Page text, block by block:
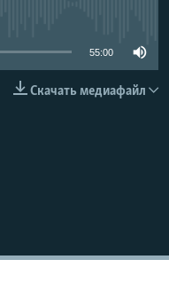
55:00
Скачать медиафайл